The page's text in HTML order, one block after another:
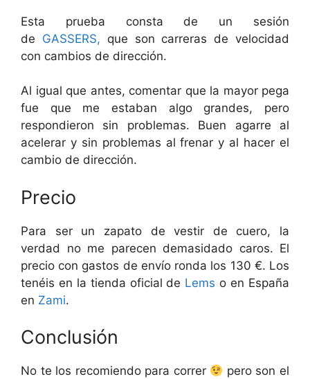
Esta prueba consta de un sesión
de GASSERS, que son carreras de velocidad
con cambios de dirección.
Al igual que antes, comentar que la mayor pega
fue que me estaban algo grandes, pero
respondieron sin problemas. Buen agarre al
acelerar y sin problemas al frenar y al hacer el
cambio de dirección.
Precio
Para ser un zapato de vestir de cuero, la
verdad no me parecen demasidado caros. El
precio con gastos de envío ronda los 130 €. Los
tenéis en la tienda oficial de Lems o en España
en Zami.
Conclusión
No te los recomiendo para correr
pero son el